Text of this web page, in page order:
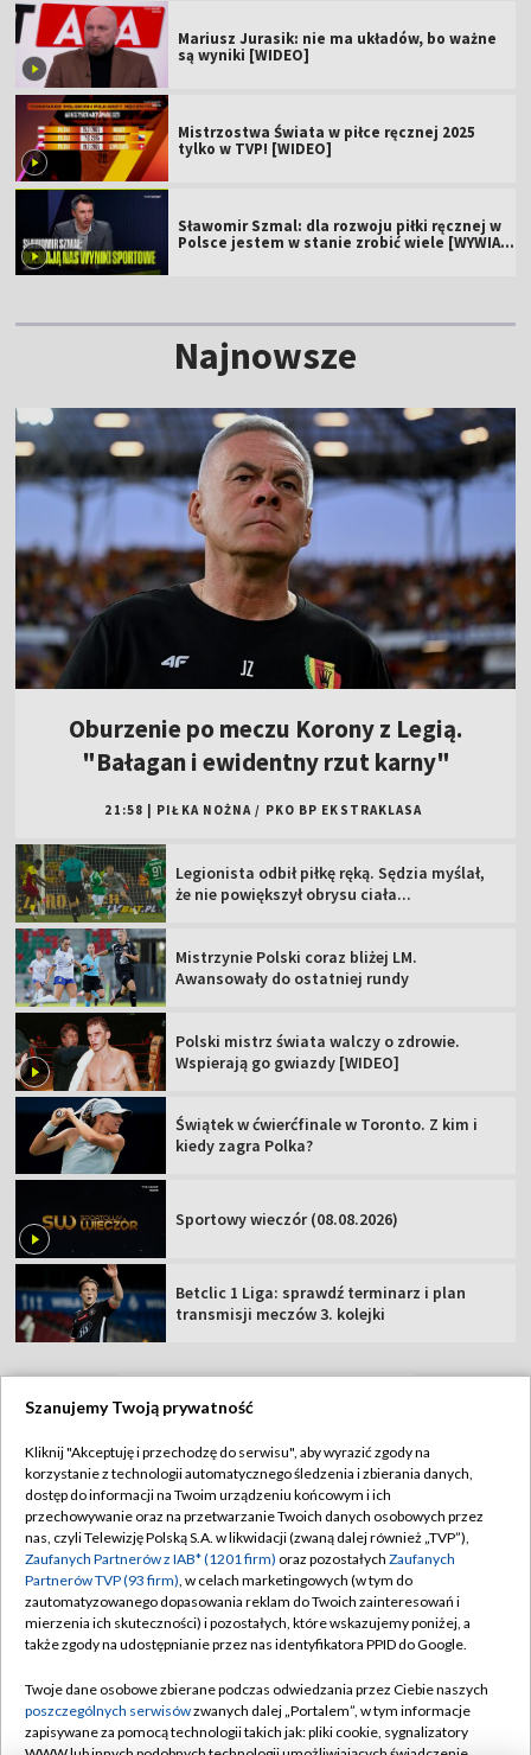
Mariusz Jurasik: nie ma układów, bo ważne
są wyniki [WIDEO]
Mistrzostwa Świata w piłce ręcznej 2025
tylko w TVP! [WIDEO]
Sławomir Szmal: dla rozwoju piłki ręcznej w
Polsce jestem w stanie zrobić wiele [WYWIAD
Najnowsze
Oburzenie po meczu Korony z Legią.
"Bałagan i ewidentny rzut karny"
21:58 PIŁKA NOŻNA / PKO BP EKSTRAKLASA
Legionista odbił piłkę ręką. Sędzia myślał,
że nie powiększył obrysu ciała...
Mistrzynie Polski coraz bliżej LM.
Awansowały do ostatniej rundy
Polski mistrz świata walczy o zdrowie.
Wspierają go gwiazdy [WIDEO]
Świątek w ćwierćfinale w Toronto. Z kim i
kiedy zagra Polka?
Sportowy wieczór (08.08.2026)
Betclic 1 Liga: sprawdź terminarz i plan
transmisji meczów 3. kolejki
Abonament TVP
Sklep TVP
Biuro Reklamy
Oferta Handlowa
Telegazeta ogłoszenia
Rada Programowa
Ogłoszenia przetargowe
Regulamin TVP
Polityka prywatności
Moje zgody
Biuro reklamy
Kontakt
Kanały
Szanujemy Twoją prywatność
Kliknij "Akceptuję i przechodzę do serwisu", aby wyrazić zgody na
korzystanie z technologii automatycznego śledzenia i zbierania danych,
dostęp do informacji na Twoim urządzeniu końcowym i ich
przechowywanie oraz na przetwarzanie Twoich danych osobowych przez
nas, czyli Telewizję Polską S.A. w likwidacji (zwaną dalej również „TVP”),
Zaufanych Partnerów z IAB* (1201 firm) oraz pozostałych Zaufanych
Partnerów TVP (93 firm), w celach marketingowych (w tym do
zautomatyzowanego dopasowania reklam do Twoich zainteresowań i
mierzenia ich skuteczności) i pozostałych, które wskazujemy poniżej, a
także zgody na udostępnianie przez nas identyfikatora PPID do Google.
Twoje dane osobowe zbierane podczas odwiedzania przez Ciebie naszych
poszczególnych serwisówzwanych dalej „Portalem”, w tym informacje
zapisywane za pomocą technologii takich jak: pliki cookie, sygnalizatory